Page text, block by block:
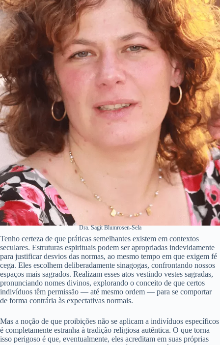
Dra. Sagit Blumrosen-Sela
Tenho certeza de que práticas semelhantes existem em contextos
seculares. Estruturas espirituais podem ser apropriadas indevidamente
para justificar desvios das normas, ao mesmo tempo em que exigem fé
cega. Eles escolhem deliberadamente sinagogas, confrontando nossos
espaços mais sagrados. Realizam esses atos vestindo vestes sagradas,
pronunciando nomes divinos, explorando o conceito de que certos
indivíduos têm permissão — até mesmo ordem — para se comportar
de forma contrária às expectativas normais.
Mas a noção de que proibições não se aplicam a indivíduos específicos
é completamente estranha à tradição religiosa autêntica. O que torna
isso perigoso é que, eventualmente, eles acreditam em suas próprias